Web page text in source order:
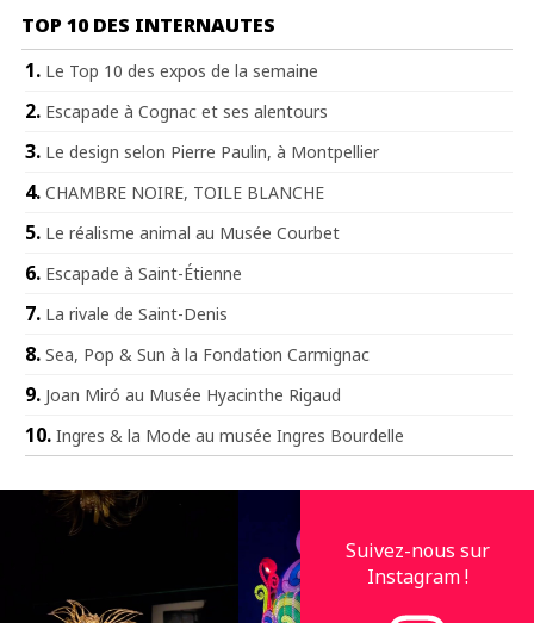
TOP 10 DES INTERNAUTES
Le Top 10 des expos de la semaine
Escapade à Cognac et ses alentours
Le design selon Pierre Paulin, à Montpellier
CHAMBRE NOIRE, TOILE BLANCHE
Le réalisme animal au Musée Courbet
Escapade à Saint-Étienne
La rivale de Saint-Denis
Sea, Pop & Sun à la Fondation Carmignac
Joan Miró au Musée Hyacinthe Rigaud
Ingres & la Mode au musée Ingres Bourdelle
Suivez-nous sur
Instagram !